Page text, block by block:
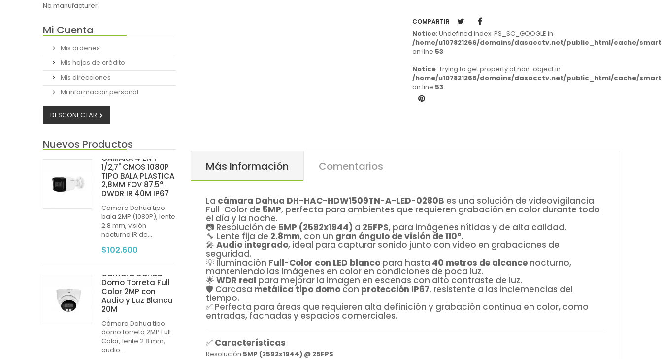
No manufacturer
Mi Cuenta
Mis ordenes
Mis hojas de crédito
Mis direcciones
Mi información personal
DESCONECTAR
Nuevos Productos
CAMARA 4 EN 1
1/2,7" CMOS 1080P
TIPO BALA PLASTICA
2,8MM FOV 87.5°
DWDR IR 40M IP67
Cámara Dahua tipo
bala 2MP (1080P), lente
2.8 mm, visión
nocturna IR de...
$102.600
Cámara Dahua
Domo Torreta Full
Color 2MP con
Audio y Luz Blanca
20M
Cámara Dahua tipo
domo torreta 2MP Full
Color, lente 2.8 mm,
audio...
COMPARTIR
Notice: Undefined index: PS_SC_GOOGLE in
/home/u107821266/domains/dasacctv.net/public_html/cache/
on line 53
Notice: Trying to get property of non-object in
/home/u107821266/domains/dasacctv.net/public_html/cache/
on line 53
Más Información Comentarios
La cámara Dahua DH-HAC-HDW1509TN-A-LED-0280B es una solución de videovigilancia
Full-Color de 5MP, perfecta para ambientes que requieren grabación en color durante todo
el día y la noche.
📷 Resolución de 5MP (2592x1944) a 25FPS, para imágenes nítidas y de alta calidad.
🔧 Lente fija de 2.8mm, con un gran ángulo de visión de 110°.
🎤 Audio integrado, ideal para capturar sonido junto con video en grabaciones de
seguridad.
💡 Iluminación Full-Color con LED blanco para hasta 40 metros de alcance nocturno,
manteniendo las imágenes en color en condiciones de poca luz.
🌟 WDR real para mejorar la imagen en escenas con alto contraste de luz.
🛡️ Carcasa metálica tipo domo con protección IP67, resistente a las inclemencias del
tiempo.
✅ Perfecta para áreas que requieren alta definición y grabación continua en color, como
entradas, fachadas y espacios comerciales.
✅ Características
Resolución 5MP (2592x1944) @ 25FPS